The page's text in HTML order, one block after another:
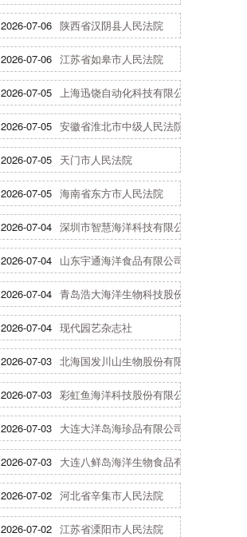
2026-07-06 陕西省汉阴县人民法院
2026-07-06 江苏省如皋市人民法院
2026-07-05 上海迅饶自动化科技有限公司
2026-07-05 安徽省淮北市中级人民法院
2026-07-05 天门市人民法院
2026-07-05 海南省东方市人民法院
2026-07-04 深圳市智慧海洋科技有限公司
2026-07-04 山东宇通海洋食品有限公司
2026-07-04 青岛浩大海洋生物科技股份有限公司
2026-07-04 现代园艺杂志社
2026-07-03 北海国发川山生物股份有限公司
2026-07-03 彩虹鱼海洋科技股份有限公司
2026-07-03 大连大洋岛海珍品有限公司
2026-07-03 大连八鲜岛海洋生物食品有限公司
2026-07-02 河北省辛集市人民法院
2026-07-02 江苏省溧阳市人民法院